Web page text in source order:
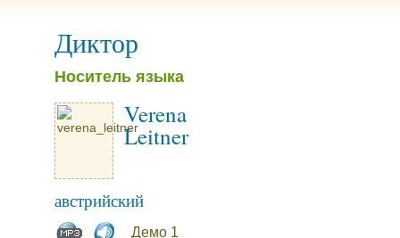
Диктор
Носитель языка
Verena
Leitner
австрийский
Демо 1